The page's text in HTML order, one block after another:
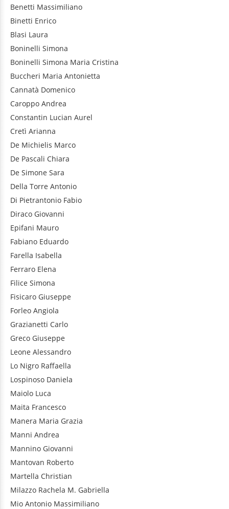
Benetti Massimiliano
Binetti Enrico
Blasi Laura
Boninelli Simona
Boninelli Simona Maria Cristina
Buccheri Maria Antonietta
Cannatà Domenico
Caroppo Andrea
Constantin Lucian Aurel
Cretì Arianna
De Michielis Marco
De Pascali Chiara
De Simone Sara
Della Torre Antonio
Di Pietrantonio Fabio
Diraco Giovanni
Epifani Mauro
Fabiano Eduardo
Farella Isabella
Ferraro Elena
Filice Simona
Fisicaro Giuseppe
Forleo Angiola
Grazianetti Carlo
Greco Giuseppe
Leone Alessandro
Lo Nigro Raffaella
Lospinoso Daniela
Maiolo Luca
Maita Francesco
Manera Maria Grazia
Manni Andrea
Mannino Giovanni
Mantovan Roberto
Martella Christian
Milazzo Rachela M. Gabriella
Mio Antonio Massimiliano